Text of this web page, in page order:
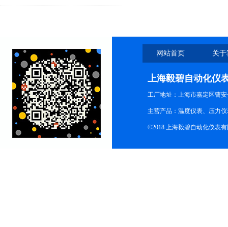
网站首页 关
上海毅碧自动化仪
工厂地址：上海市嘉定区曹安
主营产品：温度仪表、压力
©2018 上海毅碧自动化仪表